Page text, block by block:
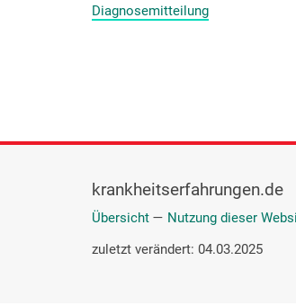
Diagnosemitteilung
krankheitserfahrungen.de
Übersicht — Nutzung dieser
zuletzt verändert: 04.03.2025